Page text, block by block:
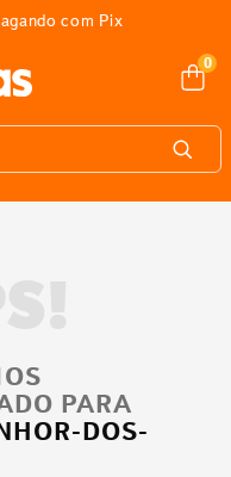
com Pix
0
PARA
DOS-